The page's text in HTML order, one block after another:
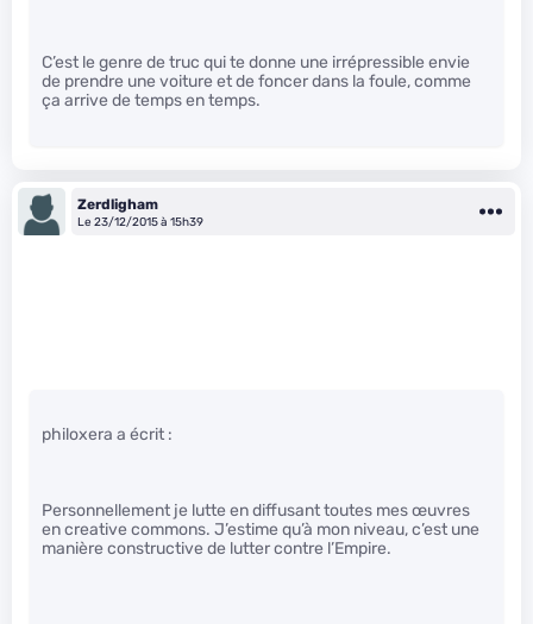
C’est le genre de truc qui te donne une irrépressible envie
de prendre une voiture et de foncer dans la foule, comme
ça arrive de temps en temps.
Zerdligham
Le 23/12/2015 à 15h39
philoxera a écrit :
Personnellement je lutte en diffusant toutes mes œuvres
en creative commons. J’estime qu’à mon niveau, c’est une
manière constructive de lutter contre l’Empire.